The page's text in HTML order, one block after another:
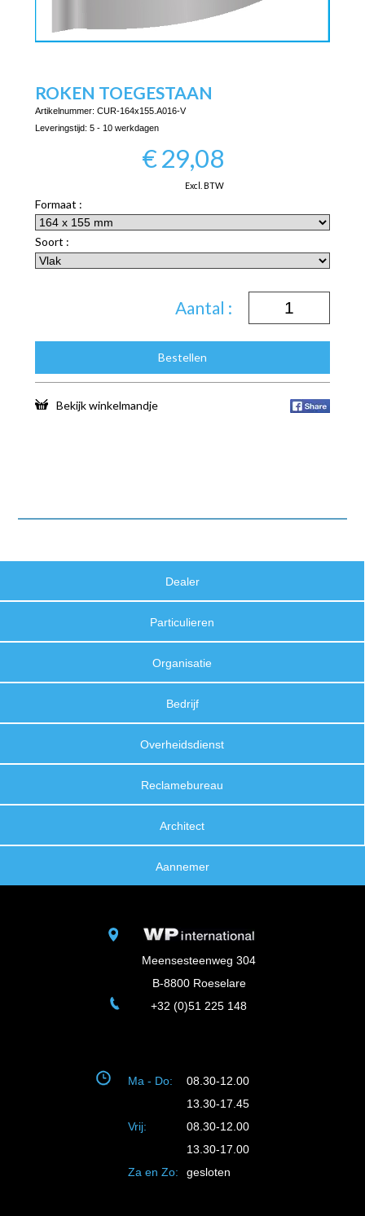
ROKEN TOEGESTAAN
Artikelnummer: CUR-164x155.A016-V
Leveringstijd: 5 - 10 werkdagen
€29,08
Excl. BTW
Formaat :
Soort :
Aantal :
Bestellen
Bekijk winkelmandje
Dealer
Particulieren
Organisatie
Bedrijf
Overheidsdienst
Reclamebureau
Architect
Aannemer
Meensesteenweg 304
B-8800 Roeselare
+32 (0)51 225 148
Ma - Do:
08.30-12.00
13.30-17.45
Vrij:
08.30-12.00
13.30-17.00
Za en Zo:
gesloten